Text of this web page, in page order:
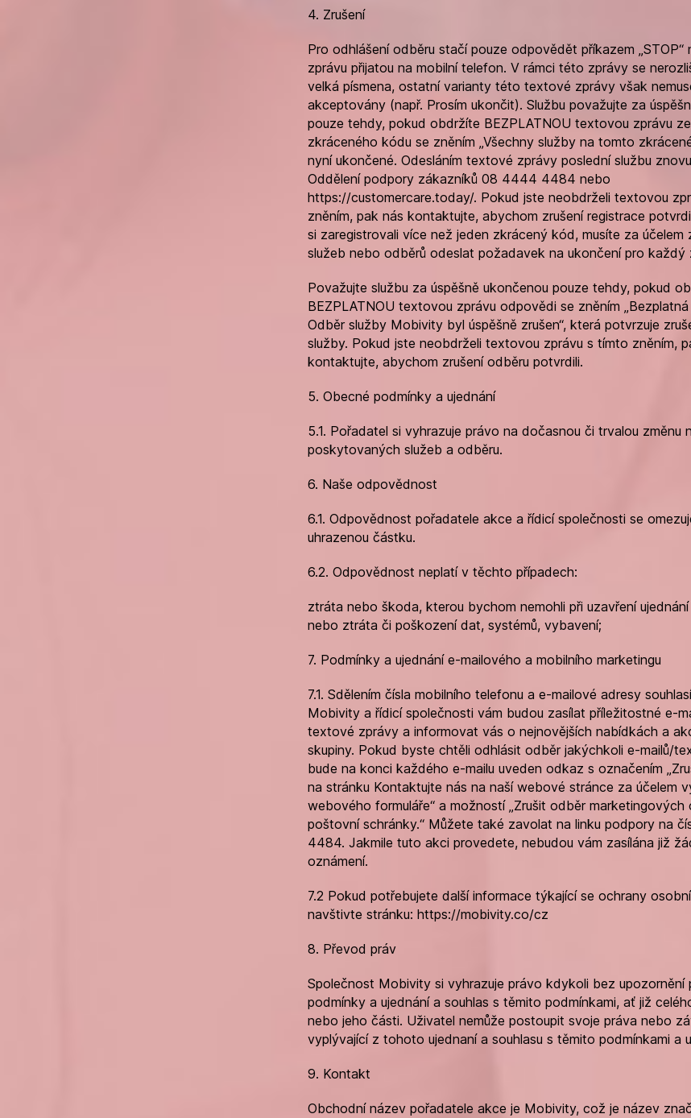
4. Zrušení
Pro odhlášení odběru stačí pouze odpovědět příkazem „STOP“
zprávu přijatou na mobilní telefon. V rámci této zprávy se
velká písmena, ostatní varianty této textové zprávy však
akceptovány (např. Prosím ukončit). Službu považujte za
pouze tehdy, pokud obdržíte BEZPLATNOU textovou zprávu
zkráceného kódu se zněním „Všechny služby na tomto
nyní ukončené. Odesláním textové zprávy poslední službu
Oddělení podpory zákazníků 08 4444 4484 nebo
https://customercare.today/. Pokud jste neobdrželi textovou
zněním, pak nás kontaktujte, abychom zrušení registrace
si zaregistrovali více než jeden zkrácený kód, musíte za účelem
služeb nebo odběrů odeslat požadavek na ukončení pro každý
Považujte službu za úspěšně ukončenou pouze tehdy, pokud
BEZPLATNOU textovou zprávu odpovědi se zněním
Odběr služby Mobivity byl úspěšně zrušen“, která potvrzuje
služby. Pokud jste neobdrželi textovou zprávu s tímto zněním,
kontaktujte, abychom zrušení odběru potvrdili.
5. Obecné podmínky a ujednání
5.1. Pořadatel si vyhrazuje právo na dočasnou či trvalou změnu
poskytovaných služeb a odběru.
6. Naše odpovědnost
6.1. Odpovědnost pořadatele akce a řídicí společnosti se
uhrazenou částku.
6.2. Odpovědnost neplatí v těchto případech:
ztráta nebo škoda, kterou bychom nemohli při uzavření
nebo ztráta či poškození dat, systémů, vybavení;
7. Podmínky a ujednání e-mailového a mobilního marketingu
7.1. Sdělením čísla mobilního telefonu a e-mailové adresy
Mobivity a řídicí společnosti vám budou zasílat příležitostné e-
textové zprávy a informovat vás o nejnovějších nabídkách a
skupiny. Pokud byste chtěli odhlásit odběr jakýchkoli e-mailů/
bude na konci každého e-mailu uveden odkaz s označením
na stránku Kontaktujte nás na naší webové stránce za účelem
webového formuláře“ a možností „Zrušit odběr marketingových
poštovní schránky.“ Můžete také zavolat na linku podpory na
4484. Jakmile tuto akci provedete, nebudou vám zasílána již
oznámení.
7.2 Pokud potřebujete další informace týkající se ochrany
navštivte stránku: https://mobivity.co/cz
8. Převod práv
Společnost Mobivity si vyhrazuje právo kdykoli bez
podmínky a ujednání a souhlas s těmito podmínkami, ať již
nebo jeho části. Uživatel nemůže postoupit svoje práva nebo
vyplývající z tohoto ujednaní a souhlasu s těmito podmínkami a
9. Kontakt
Obchodní název pořadatele akce je Mobivity, což je název